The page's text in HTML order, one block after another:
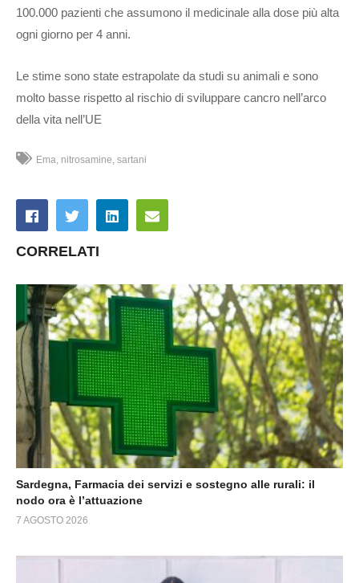
100.000 pazienti che assumono il medicinale alla dose più alta
ogni giorno per 4 anni.
Le stime sono state estrapolate da studi su animali e sono
molto basse rispetto al rischio di sviluppare cancro nell’arco
della vita nell’UE
Ema nitrosamine sartani
CORRELATI
Sardegna, Farmacia dei servizi e sostegno alle rurali: il
nodo ora è l’attuazione
7 AGOSTO 2026